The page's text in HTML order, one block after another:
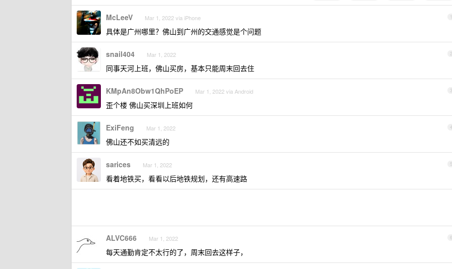
1
McLeeV Mar 1, 2022 via iPhone
具体是广州哪里？佛山到广州的交通感觉是个问题
2
snail404 Mar 1, 2022
同事天河上班，佛山买房，基本只能周末回去住
3
KMpAn8Obw1QhPoEP Mar 1, 2022 via Android
歪个楼 佛山买深圳上班如何
4
ExiFeng Mar 1, 2022
佛山还不如买清远的
5
sarices Mar 1, 2022
看着地铁买，看看以后地铁规划，还有高速路
6
ALVC666 Mar 1, 2022
每天通勤肯定不太行的了，周末回去这样子，